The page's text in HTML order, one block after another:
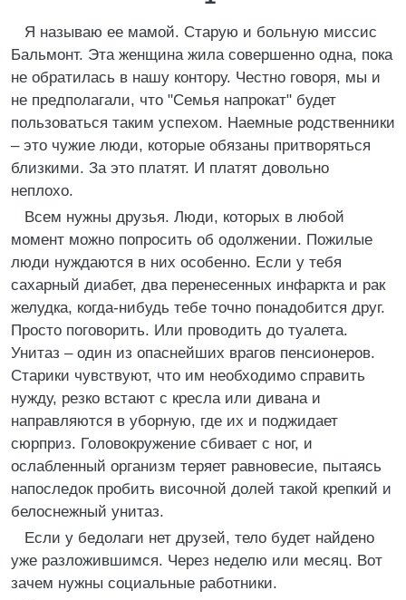
Я называю ее мамой. Старую и больную миссис
Бальмонт. Эта женщина жила совершенно одна, пока
не обратилась в нашу контору. Честно говоря, мы и
не предполагали, что "Семья напрокат" будет
пользоваться таким успехом. Наемные родственники
– это чужие люди, которые обязаны притворяться
близкими. За это платят. И платят довольно
неплохо.
Всем нужны друзья. Люди, которых в любой
момент можно попросить об одолжении. Пожилые
люди нуждаются в них особенно. Если у тебя
сахарный диабет, два перенесенных инфаркта и рак
желудка, когда-нибудь тебе точно понадобится друг.
Просто поговорить. Или проводить до туалета.
Унитаз – один из опаснейших врагов пенсионеров.
Старики чувствуют, что им необходимо справить
нужду, резко встают с кресла или дивана и
направляются в уборную, где их и поджидает
сюрприз. Головокружение сбивает с ног, и
ослабленный организм теряет равновесие, пытаясь
напоследок пробить височной долей такой крепкий и
белоснежный унитаз.
Если у бедолаги нет друзей, тело будет найдено
уже разложившимся. Через неделю или месяц. Вот
зачем нужны социальные работники.